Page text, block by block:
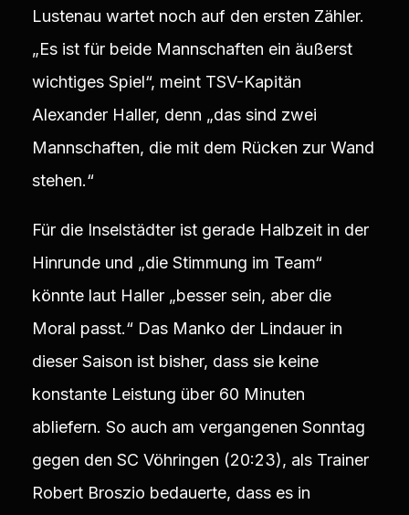
Lustenau wartet noch auf den ersten Zähler.
„Es ist für beide Mannschaften ein äußerst
wichtiges Spiel“, meint TSV-Kapitän
Alexander Haller, denn „das sind zwei
Mannschaften, die mit dem Rücken zur Wand
stehen.“
Für die Inselstädter ist gerade Halbzeit in der
Hinrunde und „die Stimmung im Team“
könnte laut Haller „besser sein, aber die
Moral passt.“ Das Manko der Lindauer in
dieser Saison ist bisher, dass sie keine
konstante Leistung über 60 Minuten
abliefern. So auch am vergangenen Sonntag
gegen den SC Vöhringen (20:23), als Trainer
Robert Broszio bedauerte, dass es in